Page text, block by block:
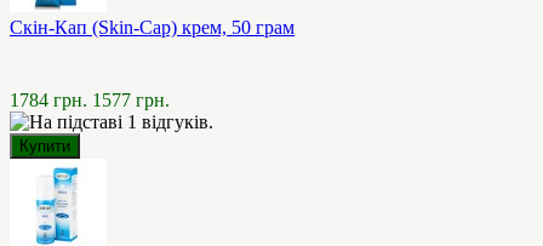
Скін-Кап (Skin-Cap) крем, 50 грам
1784 грн. 1577 грн.